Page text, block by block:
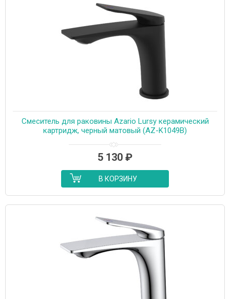
Cмеситель для раковины Azario Lursy керамический
картридж, черный матовый (AZ-K1049B)
5 130 ₽
В КОРЗИНУ